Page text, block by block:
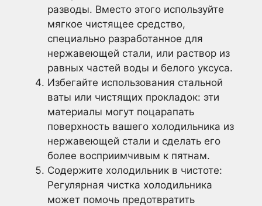
разводы. Вместо этого используйте
мягкое чистящее средство,
специально разработанное для
нержавеющей стали, или раствор из
равных частей воды и белого уксуса.
Избегайте использования стальной
ваты или чистящих прокладок: эти
материалы могут поцарапать
поверхность вашего холодильника из
нержавеющей стали и сделать его
более восприимчивым к пятнам.
Содержите холодильник в чистоте:
Регулярная чистка холодильника
может помочь предотвратить